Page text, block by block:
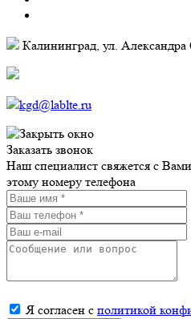
Калининград, ул. Александра
kgd@lablte.ru
Заказать звонок
Наш специалист свяжется с
этому номеру телефона
Я согласен с политикой